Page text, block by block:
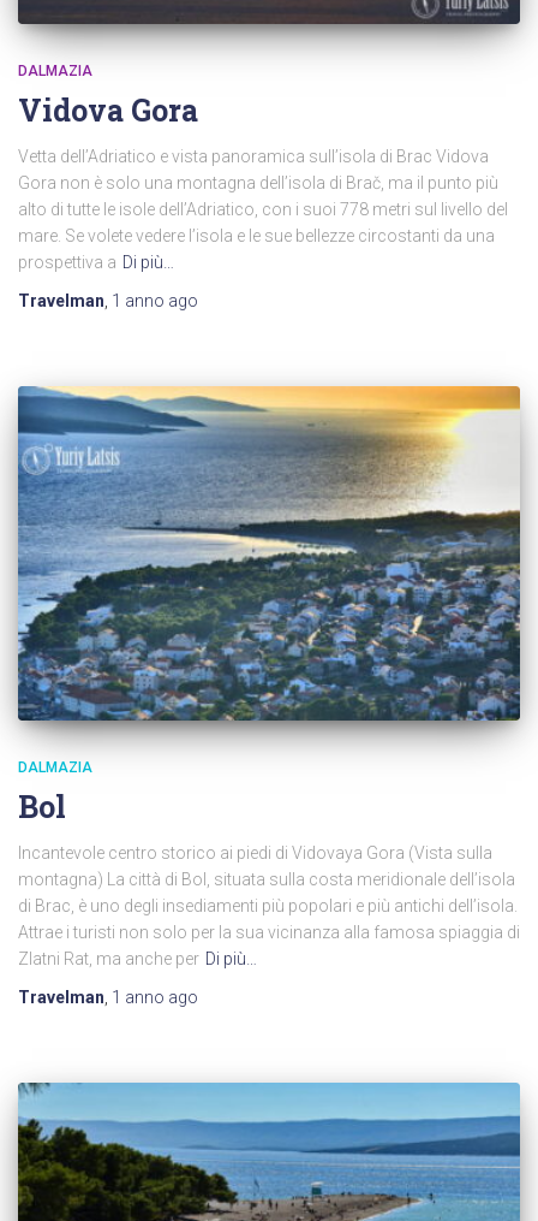
DALMAZIA
Vidova Gora
Vetta dell’Adriatico e vista panoramica sull’isola di Brac Vidova
Gora non è solo una montagna dell’isola di Brač, ma il punto più
alto di tutte le isole dell’Adriatico, con i suoi 778 metri sul livello del
mare. Se volete vedere l’isola e le sue bellezze circostanti da una
prospettiva a Di più…
Travelman 1 anno ago
DALMAZIA
Bol
Incantevole centro storico ai piedi di Vidovaya Gora (Vista sulla
montagna) La città di Bol, situata sulla costa meridionale dell’isola
di Brac, è uno degli insediamenti più popolari e più antichi dell’isola.
Attrae i turisti non solo per la sua vicinanza alla famosa spiaggia di
Zlatni Rat, ma anche per Di più…
Travelman, 1 anno ago